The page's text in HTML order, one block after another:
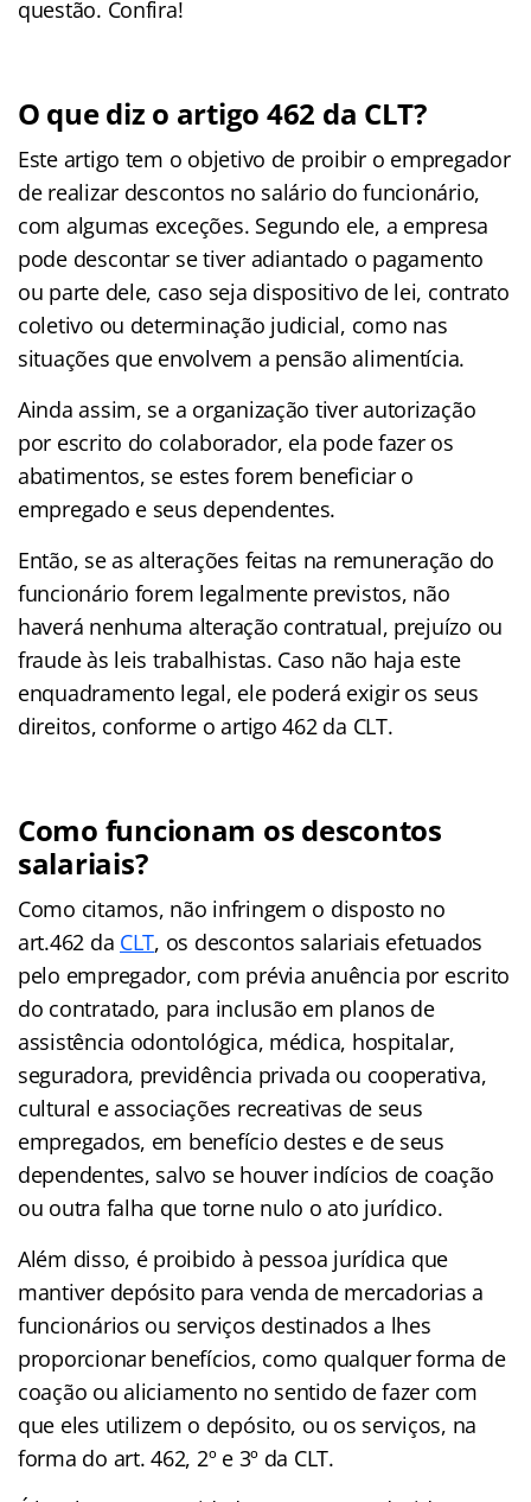
questão. Confira!
O que diz o artigo 462 da CLT?
Este artigo tem o objetivo de proibir o empregador
de realizar descontos no salário do funcionário,
com algumas exceções. Segundo ele, a empresa
pode descontar se tiver adiantado o pagamento
ou parte dele, caso seja dispositivo de lei, contrato
coletivo ou determinação judicial, como nas
situações que envolvem a pensão alimentícia.
Ainda assim, se a organização tiver autorização
por escrito do colaborador, ela pode fazer os
abatimentos, se estes forem beneficiar o
empregado e seus dependentes.
Então, se as alterações feitas na remuneração do
funcionário forem legalmente previstos, não
haverá nenhuma alteração contratual, prejuízo ou
fraude às leis trabalhistas. Caso não haja este
enquadramento legal, ele poderá exigir os seus
direitos, conforme o artigo 462 da CLT.
Como funcionam os descontos
salariais?
Como citamos, não infringem o disposto no
art.462 da CLT, os descontos salariais efetuados
pelo empregador, com prévia anuência por escrito
do contratado, para inclusão em planos de
assistência odontológica, médica, hospitalar,
seguradora, previdência privada ou cooperativa,
cultural e associações recreativas de seus
empregados, em benefício destes e de seus
dependentes, salvo se houver indícios de coação
ou outra falha que torne nulo o ato jurídico.
Além disso, é proibido à pessoa jurídica que
mantiver depósito para venda de mercadorias a
funcionários ou serviços destinados a lhes
proporcionar benefícios, como qualquer forma de
coação ou aliciamento no sentido de fazer com
que eles utilizem o depósito, ou os serviços, na
forma do art. 462, 2º e 3º da CLT.